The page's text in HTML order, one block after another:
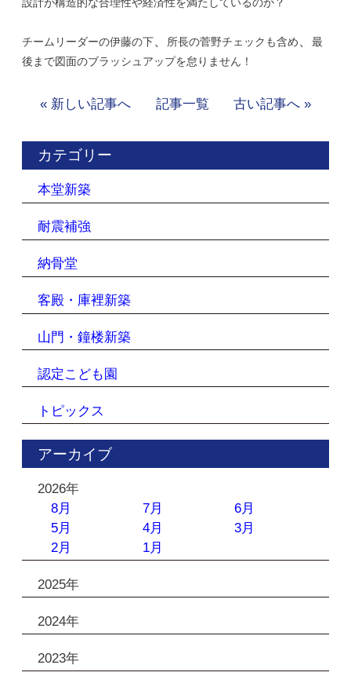
チームリーダーの伊藤の下、 所長の菅野チェックも含め、 最
後まで図面のブラッシュアップを怠りません！
« 新しい記事へ 記事一覧 古い記事へ »
カテゴリー
本堂新築
耐震補強
納骨堂
客殿・庫裡新築
山門・鐘楼新築
認定こども園
トピックス
アーカイブ
2026年
8月
7月
6月
5月
4月
3月
2月
1月
2025年
2024年
2023年